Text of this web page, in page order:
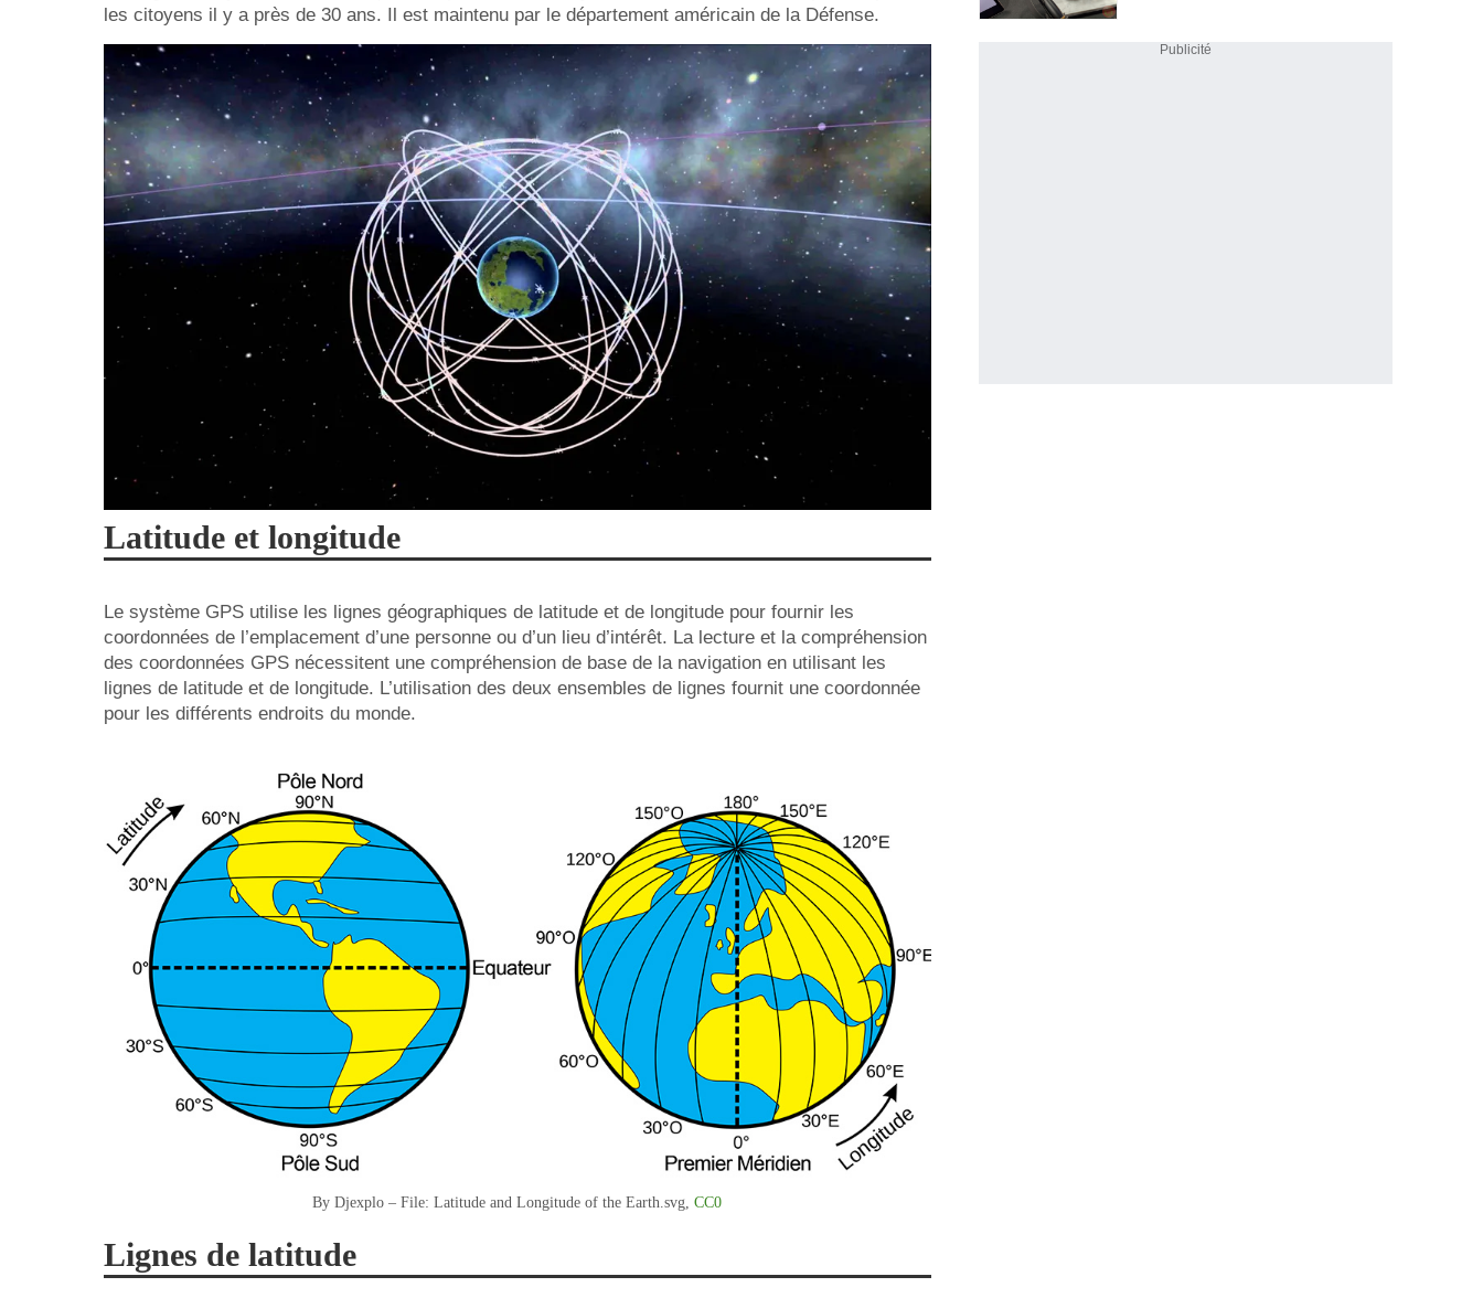
les citoyens il y a près de 30 ans. Il est maintenu par le département américain de la Défense.
Latitude et longitude
Le système GPS utilise les lignes géographiques de latitude et de longitude pour fournir les
coordonnées de l’emplacement d’une personne ou d’un lieu d’intérêt. La lecture et la compréhension
des coordonnées GPS nécessitent une compréhension de base de la navigation en utilisant les
lignes de latitude et de longitude. L’utilisation des deux ensembles de lignes fournit une coordonnée
pour les différents endroits du monde.
By Djexplo – File: Latitude and Longitude of the Earth.svg,CC0
Lignes de latitude
Publicité